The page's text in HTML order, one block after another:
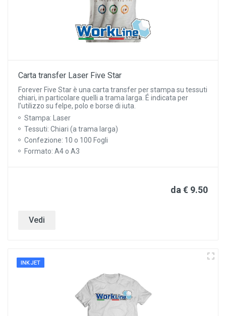
Carta transfer Laser Five Star
Forever Five Star è una carta transfer per stampa su tessuti
chiari, in particolare quelli a trama larga. É indicata per
l’utilizzo su felpe, polo e borse di iuta.
Stampa: Laser
Tessuti: Chiari (a trama larga)
Confezione: 10 o 100 Fogli
Formato: A4 o A3
da € 9.50
Vedi
INKJET